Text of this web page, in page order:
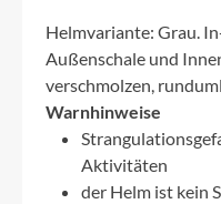
Helmvariante: Grau.
Außenschale und
verschmolzen,
Warnhinweise
Aktivitäten
der Helm ist kein